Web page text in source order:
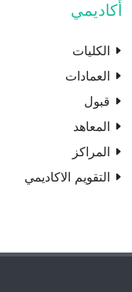
أكاديمي
الكليات
العمادات
قبول
المعاهد
المراکز
التقويم الاكاديمي